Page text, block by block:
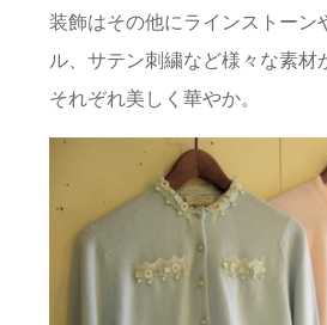
装飾はその他にラインストーン
ル、サテン刺繍など様々な素材
それぞれ美しく華やか。